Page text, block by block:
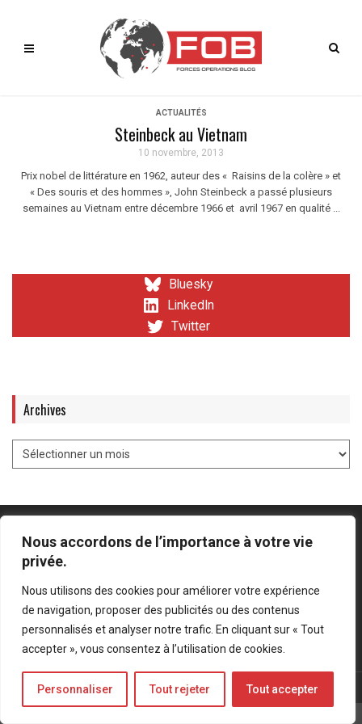
Nous accordons de l’importance à votre vie
privée.
Nous utilisons des cookies pour améliorer votre expérience
de navigation, proposer des publicités ou des contenus
personnalisés et analyser notre trafic. En cliquant sur « Tout
accepter », vous consentez à l’utilisation de cookies.
Personnaliser Tout rejeter Tout accepter
ACTUALITÉS
Steinbeck au Vietnam
10 novembre, 2013
Prix nobel de littérature en 1962, auteur des « Raisins de la colère » et
« Des souris et des hommes », John Steinbeck a passé plusieurs
semaines au Vietnam entre décembre 1966 et avril 1967 en qualité ...
Bluesky
LinkedIn
Twitter
Archives
Bluesky
LinkedIn
Twitter
© Forces Operations Blog - 2022